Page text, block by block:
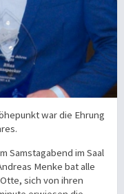
war die Ehrung
Samstagabend im Saal
Menke bat alle
sich von ihren